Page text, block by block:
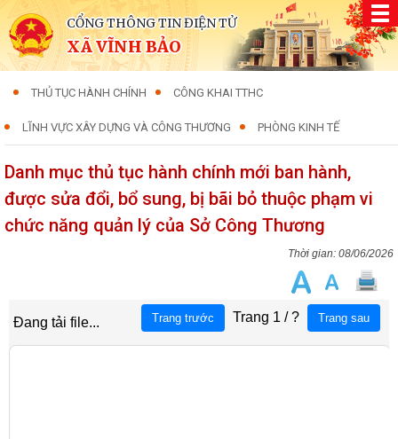
CỔNG THÔNG TIN ĐIỆN TỬ
XÃ VĨNH BẢO
THỦ TỤC HÀNH CHÍNH CÔNG KHAI TTHC
LĨNH VỰC XÂY DỰNG VÀ CÔNG THƯƠNG PHÒNG KINH TẾ
Danh mục thủ tục hành chính mới ban hành,
được sửa đổi, bổ sung, bị bãi bỏ thuộc phạm vi
chức năng quản lý của Sở Công Thương
08/06/2026